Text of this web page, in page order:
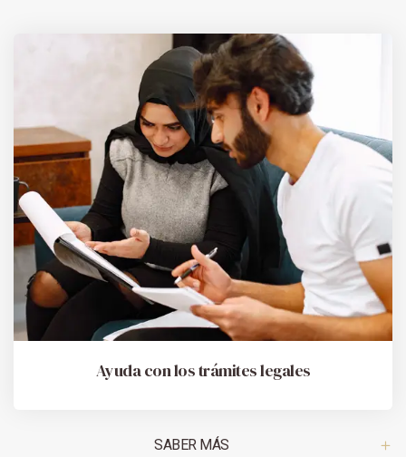
Ayuda con los trámites legales
SABER MÁS